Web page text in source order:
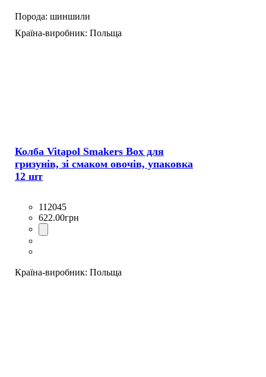
Порода: шиншили
Країна-виробник: Польща
Колба Vitapol Smakers Box для
гризунів, зі смаком овочів, упаковка
12 шт
112045
622.00грн
Країна-виробник: Польща